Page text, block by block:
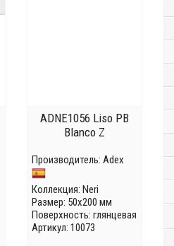
ADNE1056 Liso PB
Blanco Z
Производитель: Adex
Коллекция: Neri
Размер: 50x200 мм
Поверхность: глянцевая
Артикул: 10073